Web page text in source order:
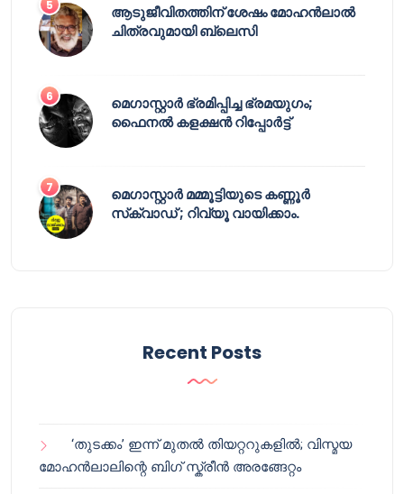
ആടുജീവിതത്തിന് ശേഷം മോഹൻലാൽ
ചിത്രവുമായി ബ്ലെസി
മെഗാസ്റ്റാർ ഭ്രമിപ്പിച്ച ഭ്രമയുഗം;
ഫൈനൽ കളക്ഷൻ റിപ്പോർട്ട്
മെഗാസ്റ്റാർ മമ്മൂട്ടിയുടെ കണ്ണൂർ
സ്‌ക്വാഡ് ; റിവ്യൂ വായിക്കാം.
Recent Posts
‘തുടക്കം’ ഇന്ന് മുതൽ തിയറ്ററുകളിൽ; വിസ്മയ
മോഹൻലാലിന്റെ ബിഗ് സ്ക്രീൻ അരങ്ങേറ്റം